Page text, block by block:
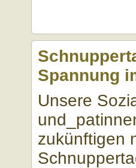
Spannung
Unsere
zukünftigen